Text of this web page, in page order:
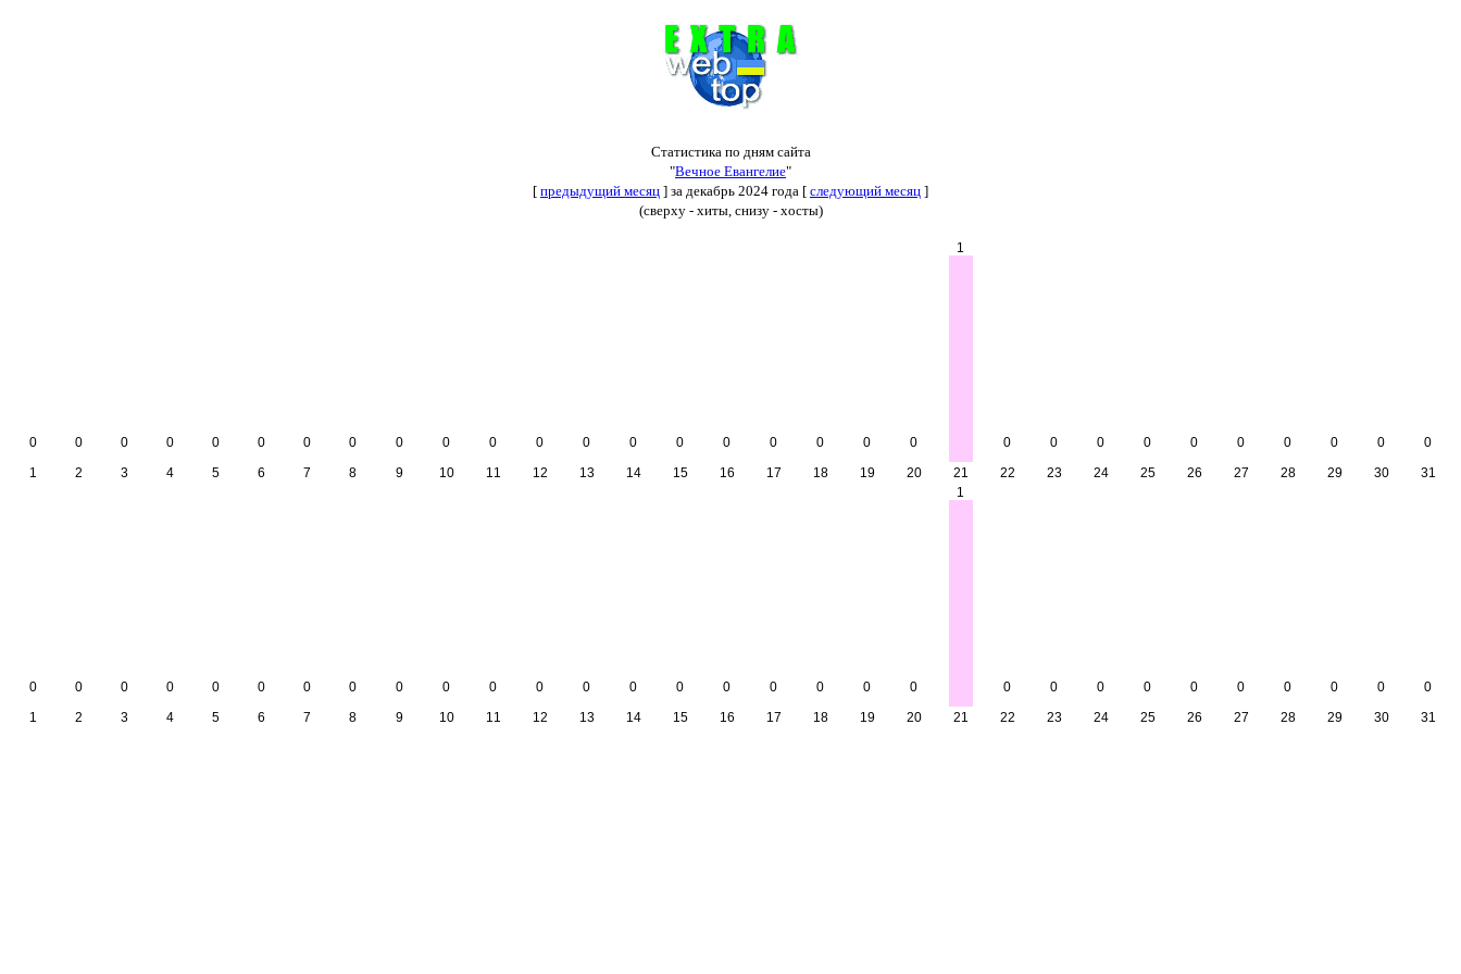
Статистика по дням сайта
"Вечное Евангелие"
[ предыдущий месяц ] за декабрь 2024 года [ следующий месяц ]
(сверху - хиты, снизу - хосты)
0
1
0
2
0
3
0
4
0
5
0
6
0
7
0
8
0
9
0
10
0
11
0
12
0
13
0
14
0
15
0
16
0
17
0
18
0
19
0
20
1
21
0
22
0
23
0
24
0
25
0
26
0
27
0
28
0
29
0
30
0
31
0
1
0
2
0
3
0
4
0
5
0
6
0
7
0
8
0
9
0
10
0
11
0
12
0
13
0
14
0
15
0
16
0
17
0
18
0
19
0
20
1
21
0
22
0
23
0
24
0
25
0
26
0
27
0
28
0
29
0
30
0
31